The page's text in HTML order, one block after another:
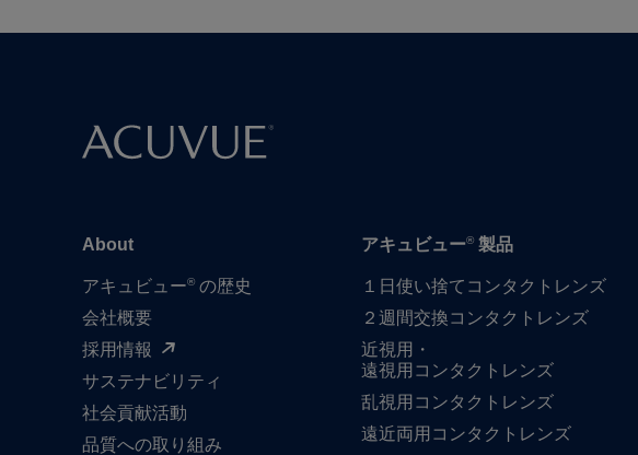
About
アキュビュー® の歴史
会社概要
採用情報
サステナビリティ
社会貢献活動
品質への​取り組み
アキュビュー®製品
１日​使い捨て​​コンタクトレンズ
２週間交換コンタクトレンズ
近視用・
遠視用コンタクトレンズ
乱視用コンタクトレンズ
遠近両用コンタクトレンズ